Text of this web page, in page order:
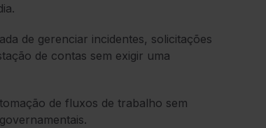
de gerenciar incidentes, solicitações
de contas sem exigir uma
de fluxos de trabalho sem